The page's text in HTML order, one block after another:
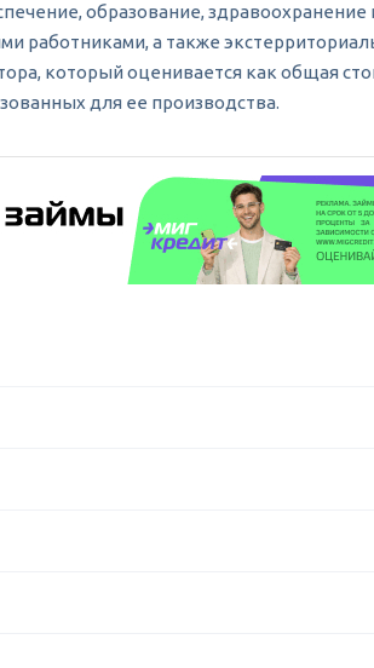
образование,
работниками, а также
который оценивается как общая
для ее производства.